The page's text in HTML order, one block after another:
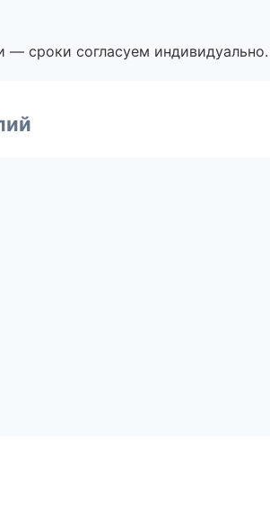
— сроки согласуем индивидуально.